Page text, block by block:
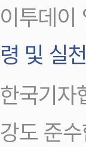
이투데이
령 및 실
한국기자
강도 준